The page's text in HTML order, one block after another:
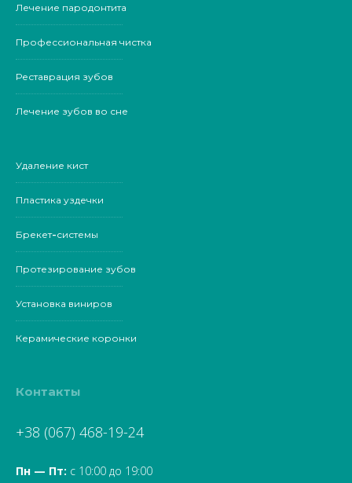
Лечение пародонтита
Профессиональная чистка
Реставрация зубов
Лечение зубов во сне
Удаление кист
Пластика уздечки
Брекет-системы
Протезирование зубов
Установка виниров
Керамические коронки
Контакты
+38 (067) 468-19-24
Пн — Пт: с 10:00 до 19:00